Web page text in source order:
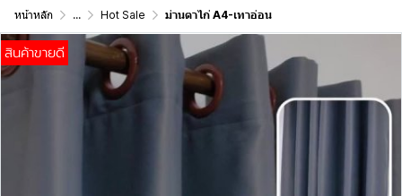
หน้าหลัก ... Hot Sale ม่านตาไก่ A4-เทาอ่อน
สินค้าขายดี